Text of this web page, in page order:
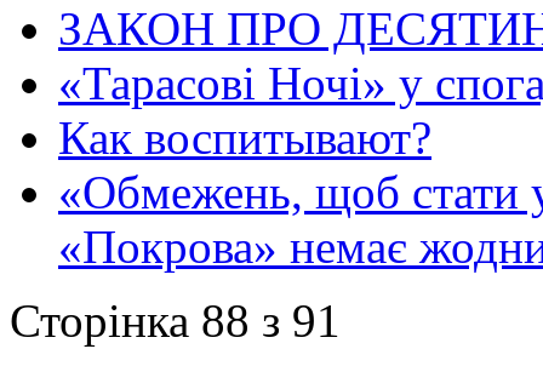
ЗАКОН ПРО
«Тарасові Ночі» у
Как воспитывают?
«Обмежень, щоб стати
«Покрова» немає
Сторінка 88 з 91